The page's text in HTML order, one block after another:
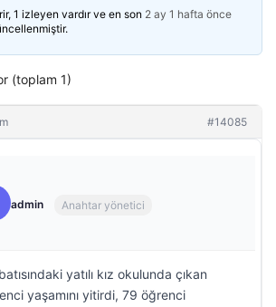
1 izleyen vardır ve en son 2 ay 1 hafta önce
(toplam 1)
#14085
admin Anahtar yönetici
yatılı kız okulunda çıkan
yaşamını yitirdi, 79 öğrenci